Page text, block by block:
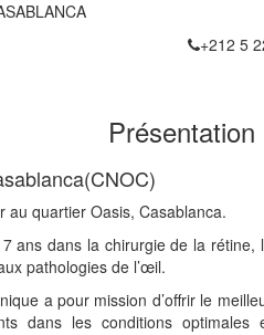
+212 5
Présentation
au quartier Oasis, Casablanca.
ans dans la chirurgie de la rétine,
pathologies de l’œil.
a pour mission d’offrir le
dans les conditions optimales